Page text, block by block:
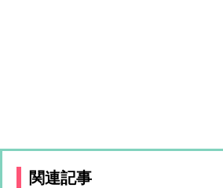
関連記事